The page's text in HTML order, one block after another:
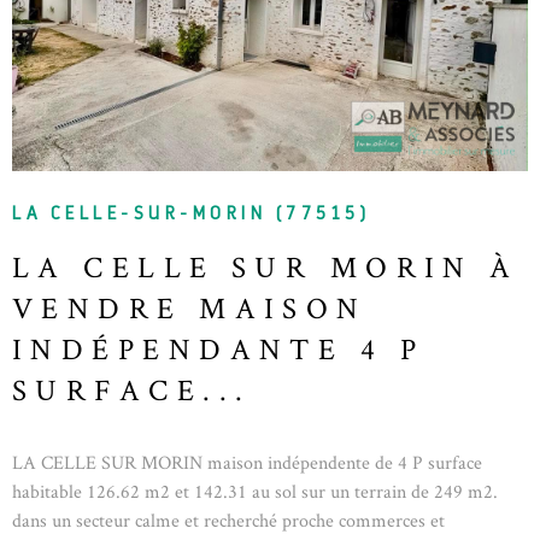
LA CELLE-SUR-MORIN (77515)
LA CELLE SUR MORIN À
VENDRE MAISON
INDÉPENDANTE 4 P
SURFACE...
LA CELLE SUR MORIN maison indépendente de 4 P surface
habitable 126.62 m2 et 142.31 au sol sur un terrain de 249 m2.
dans un secteur calme et recherché proche commerces et
VOIR LE BIEN